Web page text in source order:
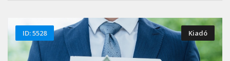
ID: 5528 Kiadó